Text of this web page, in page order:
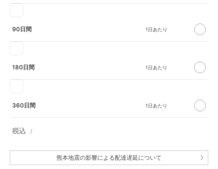
90日間
180日間
360日間
熊本地震の影響による配達遅延について